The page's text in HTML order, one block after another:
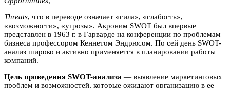
Threats, что в переводе означает «сила», «слабость»,
«возможности», «угрозы». Акроним SWOT был впервые
представлен в 1963 г. в Гарварде на конференции по проблемам
бизнеса профессором Кеннетом Эндрюсом. По сей день SWOT-
анализ широко и активно применяется в планировании работы
компаний.
Цель проведения SWOT-анализа — выявление маркетинговых
проблем и возможностей, которые ожидают организацию в ее